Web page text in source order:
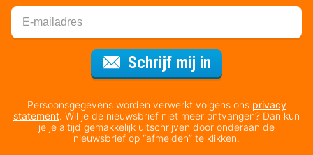
Schrijf mij in
Persoonsgegevens worden verwerkt volgens ons privacy
statement. Wil je de nieuwsbrief niet meer ontvangen? Dan kun
je je altijd gemakkelijk uitschrijven door onderaan de
nieuwsbrief op “afmelden” te klikken.